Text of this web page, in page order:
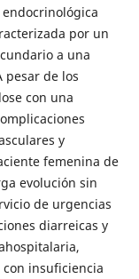
por un
a una
pesar de los
con una
y
femenina de
evolución sin
de urgencias
diarreicas y
insuficiencia